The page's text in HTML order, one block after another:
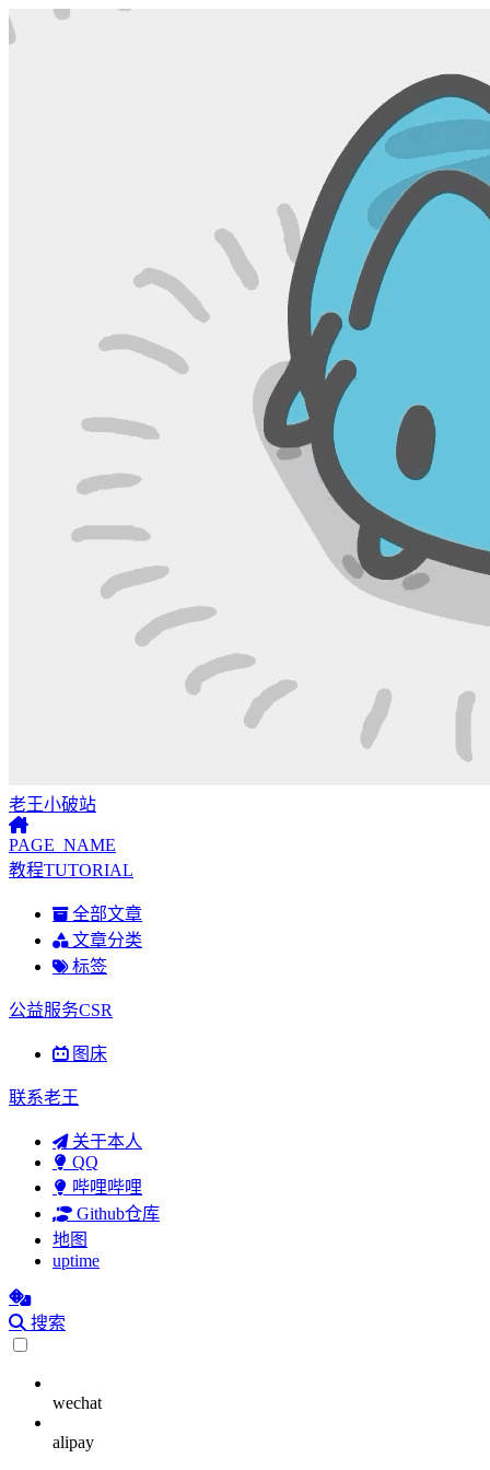
老王小破站
PAGE_NAME
教程TUTORIAL
全部文章
文章分类
标签
公益服务CSR
图床
联系老王
关于本人
QQ
哔哩哔哩
Github仓库
地图
uptime
搜索
wechat
alipay